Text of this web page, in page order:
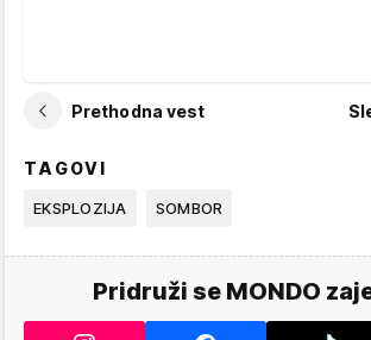
Prethodna vest
TAGOVI
EKSPLOZIJA SOMBOR
Pridruži se MONDO